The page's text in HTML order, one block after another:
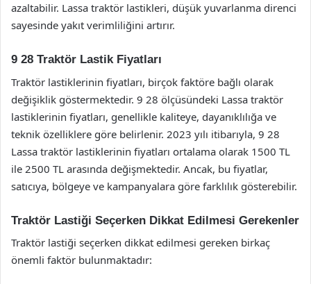
azaltabilir. Lassa traktör lastikleri, düşük yuvarlanma direnci
sayesinde yakıt verimliliğini artırır.
9 28 Traktör Lastik Fiyatları
Traktör lastiklerinin fiyatları, birçok faktöre bağlı olarak
değişiklik göstermektedir. 9 28 ölçüsündeki Lassa traktör
lastiklerinin fiyatları, genellikle kaliteye, dayanıklılığa ve
teknik özelliklere göre belirlenir. 2023 yılı itibarıyla, 9 28
Lassa traktör lastiklerinin fiyatları ortalama olarak 1500 TL
ile 2500 TL arasında değişmektedir. Ancak, bu fiyatlar,
satıcıya, bölgeye ve kampanyalara göre farklılık gösterebilir.
Traktör Lastiği Seçerken Dikkat Edilmesi Gerekenler
Traktör lastiği seçerken dikkat edilmesi gereken birkaç
önemli faktör bulunmaktadır: